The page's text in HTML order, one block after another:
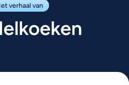
verhaal van